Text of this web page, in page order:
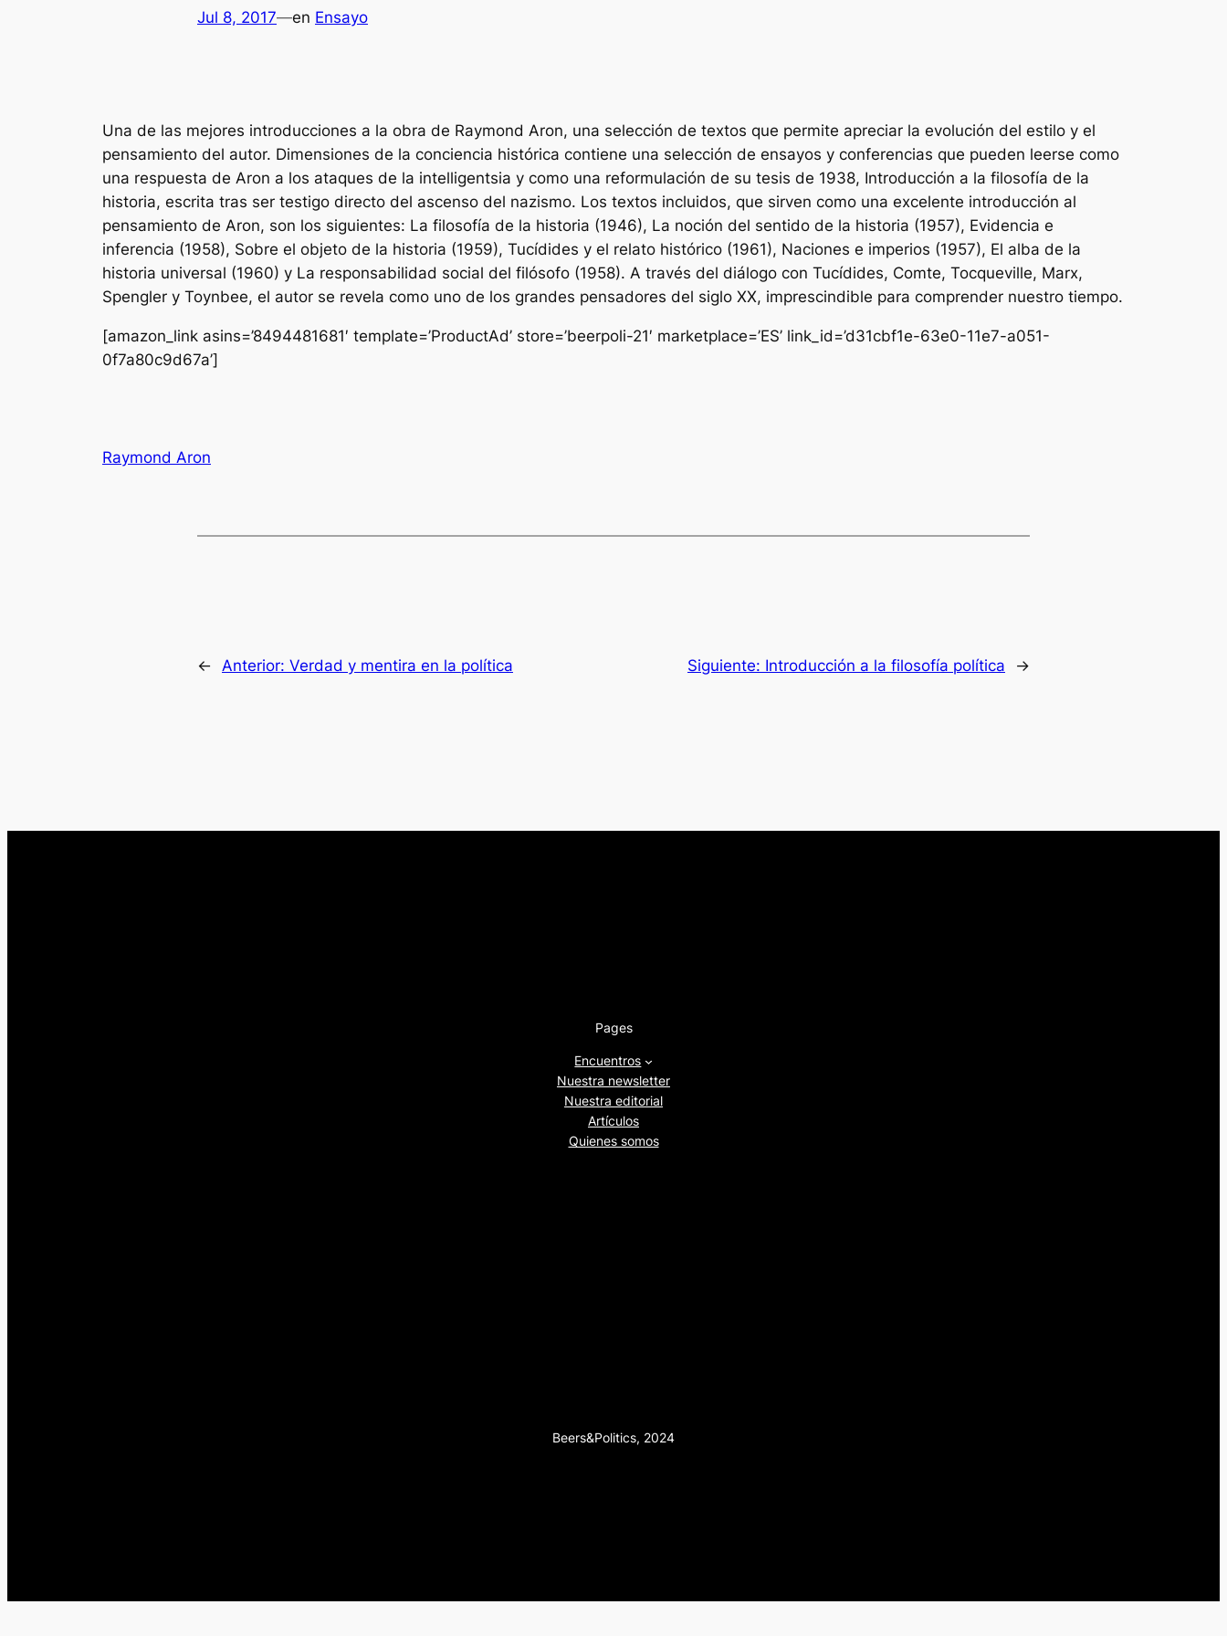
Jul 8, 2017—en Ensayo
Una de las mejores introducciones a la obra de Raymond Aron, una selección de textos que permite apreciar la evolución del estilo y el
pensamiento del autor. Dimensiones de la conciencia histórica contiene una selección de ensayos y conferencias que pueden leerse como
una respuesta de Aron a los ataques de la intelligentsia y como una reformulación de su tesis de 1938, Introducción a la filosofía de la
historia, escrita tras ser testigo directo del ascenso del nazismo. Los textos incluidos, que sirven como una excelente introducción al
pensamiento de Aron, son los siguientes: La filosofía de la historia (1946), La noción del sentido de la historia (1957), Evidencia e
inferencia (1958), Sobre el objeto de la historia (1959), Tucídides y el relato histórico (1961), Naciones e imperios (1957), El alba de la
historia universal (1960) y La responsabilidad social del filósofo (1958). A través del diálogo con Tucídides, Comte, Tocqueville, Marx,
Spengler y Toynbee, el autor se revela como uno de los grandes pensadores del siglo XX, imprescindible para comprender nuestro tiempo.
[amazon_link asins=’8494481681′ template=’ProductAd’ store=’beerpoli-21′ marketplace=’ES’ link_id=’d31cbf1e-63e0-11e7-a051-
0f7a80c9d67a’]
Raymond Aron
← Anterior: Verdad y mentira en la política Siguiente: Introducción a la filosofía política →
Pages
Encuentros
Nuestra newsletter
Nuestra editorial
Artículos
Quienes somos
Beers&Politics, 2024